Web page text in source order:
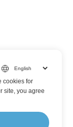
cookies for
site, you agree